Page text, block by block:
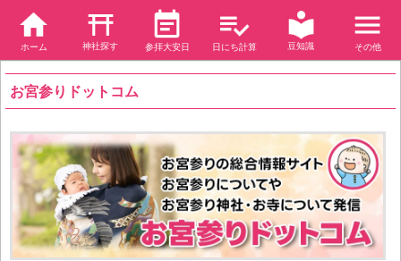
ホーム 神社探す 参拝大安日 日にち計算 豆知識 その他
お宮参りドットコム